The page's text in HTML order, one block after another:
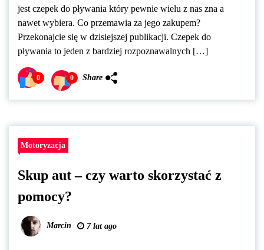
jest czepek do pływania który pewnie wielu z nas zna a
nawet wybiera. Co przemawia za jego zakupem?
Przekonajcie się w dzisiejszej publikacji. Czepek do
pływania to jeden z bardziej rozpoznawalnych […]
0 0 Share
Motoryzacja
Skup aut – czy warto skorzystać z
pomocy?
Marcin 7 lat ago